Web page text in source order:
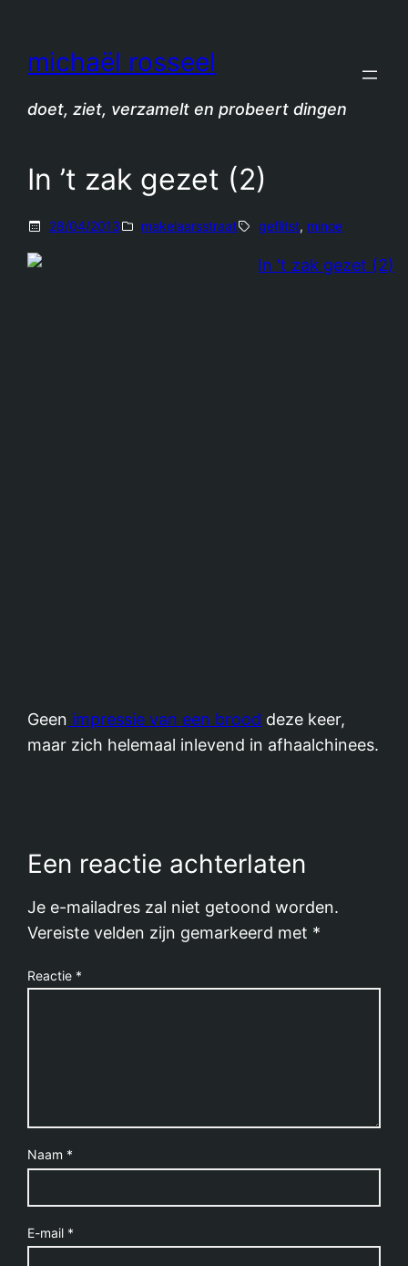
michaël rosseel
doet, ziet, verzamelt en probeert dingen
In ’t zak gezet (2)
28/04/2013 makelaarsstraat geflitst, minoe
Geen impressie van een brood deze keer,
maar zich helemaal inlevend in afhaalchinees.
Een reactie achterlaten
Je e-mailadres zal niet getoond worden.
Vereiste velden zijn gemarkeerd met *
Reactie *
Naam *
E-mail *